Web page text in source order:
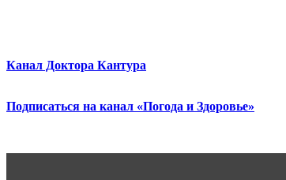
Канал Доктора Кантура
Подписаться на канал «Погода и Здоровье»